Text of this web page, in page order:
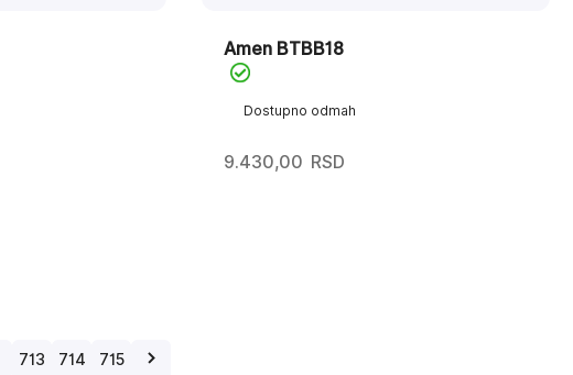
Dostupno odmah
Amen BTBB18
9.430,00 RSD
713 714 715